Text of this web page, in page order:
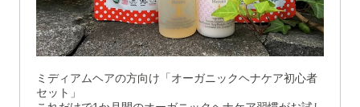
ミディアムヘアの方向け「オーガニックヘナケア初心者
セット」